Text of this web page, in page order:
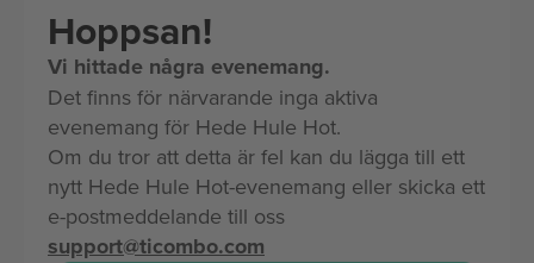
Hoppsan!
Vi hittade några evenemang.
Det finns för närvarande inga aktiva
evenemang för Hede Hule Hot.
Om du tror att detta är fel kan du lägga till ett
nytt Hede Hule Hot-evenemang eller skicka ett
e-postmeddelande till oss
support@ticombo.com